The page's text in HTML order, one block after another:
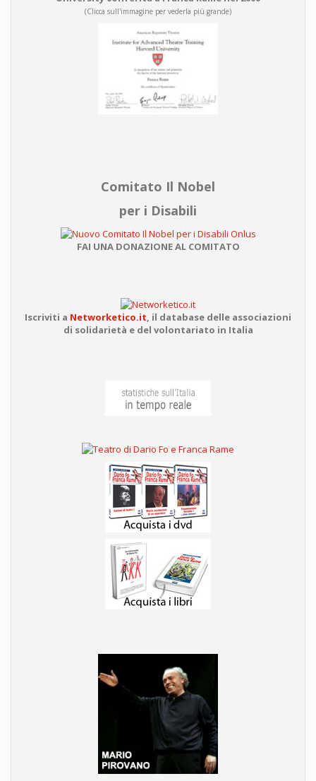
(Clicca sull'immagine per vederla più grande)
Comitato Il Nobel
per i Disabili
FAI UNA DONAZIONE AL COMITATO
Iscriviti a Networketico.it, il database delle associazioni
di solidarietà e del volontariato in Italia